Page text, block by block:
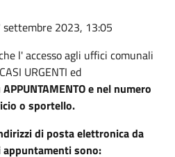
settembre 2023, 13:05
l' accesso agli uffici comunali
URGENTI ed
e nel numero
o sportello.
di posta elettronica da
sono: